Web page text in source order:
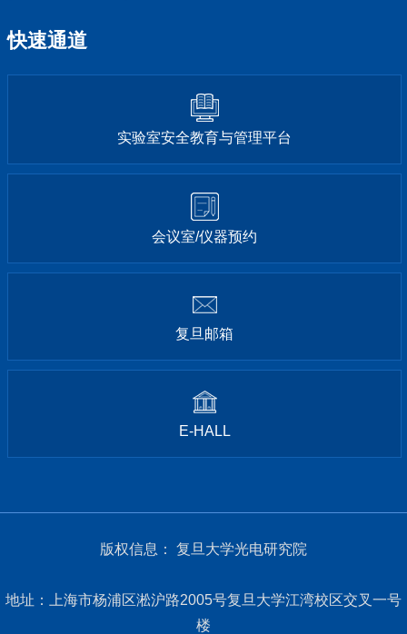
快速通道
实验室安全教育与管理平台
会议室/仪器预约
复旦邮箱
E-HALL
版权信息： 复旦大学光电研究院
地址：上海市杨浦区淞沪路2005号复旦大学江湾校区交叉一号
楼